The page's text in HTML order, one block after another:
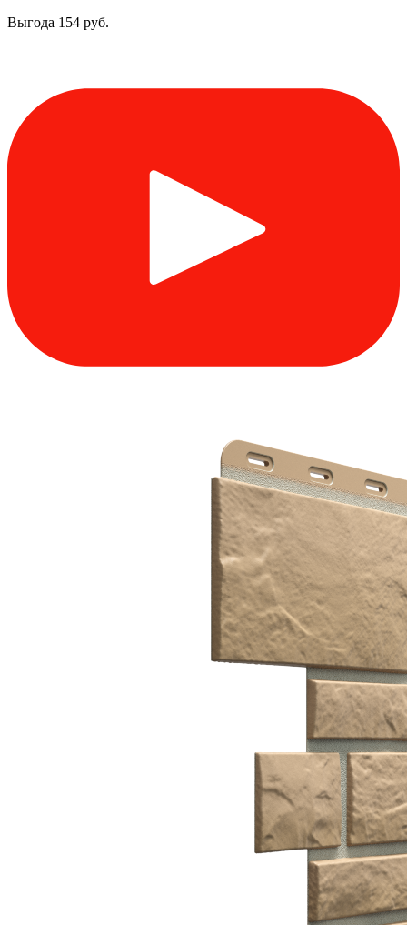
Выгода 154 руб.